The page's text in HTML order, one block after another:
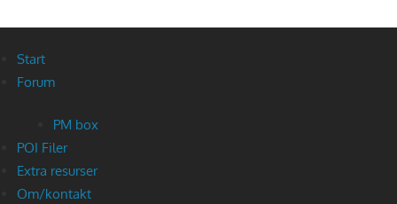
Start
Forum
PM box
POI Filer
Extra resurser
Om/kontakt